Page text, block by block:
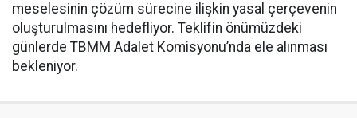
meselesinin çözüm sürecine ilişkin yasal çerçevenin
oluşturulmasını hedefliyor. Teklifin önümüzdeki
günlerde TBMM Adalet Komisyonu’nda ele alınması
bekleniyor.